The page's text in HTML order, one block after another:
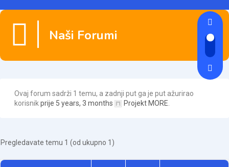
Naši Forumi
Ovaj forum sadrži 1 temu, a zadnji put ga je put ažurirao
korisnik prije 5 years, 3 months Projekt MORE
Pregledavate temu 1 (od ukupno 1)